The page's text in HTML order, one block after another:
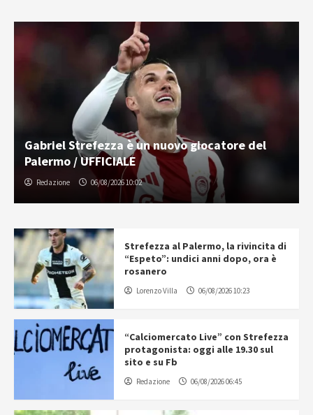
Gabriel Strefezza è un nuovo giocatore del
Palermo / UFFICIALE
Redazione 06/08/2026 10:02
Strefezza al Palermo, la rivincita di
“Espeto”: undici anni dopo, ora è
rosanero
Lorenzo Villa 06/08/2026 10:23
“Calciomercato Live” con Strefezza
protagonista: oggi alle 19.30 sul
sito e su Fb
Redazione 06/08/2026 06:45